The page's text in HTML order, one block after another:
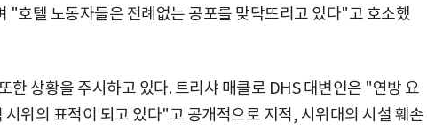
"호텔 노동자들은 전례없는 공포를 맞닥뜨리고 있다"고 호소했
한 상황을 주시하고 있다. 트리샤 매클로 DHS 대변인은 "연방 요
시위의 표적이 되고 있다"고 공개적으로 지적, 시위대의 시설 훼손